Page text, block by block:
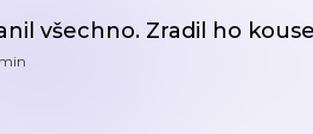
všechno. Zradil ho